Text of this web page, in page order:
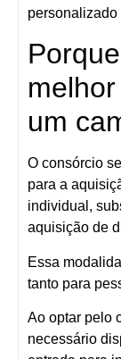
um
O consórcio
para a
individual,
aquisição de
Essa
tanto para
Ao optar pelo
necessário